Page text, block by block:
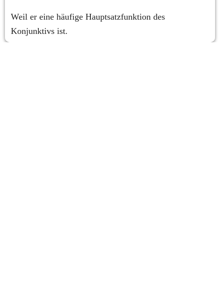
Weil er eine häufige Hauptsatzfunktion des
Konjunktivs ist.